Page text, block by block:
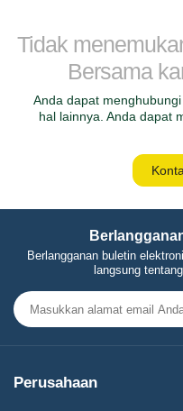
Tidak
Bersama
Anda dapat
hal lainnya. Anda dapat
Berlangganan buletin
langsung
Perusahaan